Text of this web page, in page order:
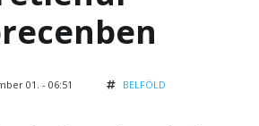
01. - 06:51 BELFÖLD